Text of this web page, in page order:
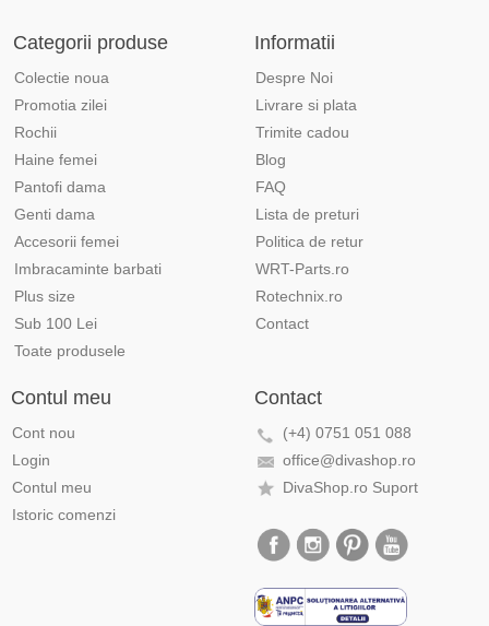
Categorii produse
Colectie noua
Promotia zilei
Rochii
Haine femei
Pantofi dama
Genti dama
Accesorii femei
Imbracaminte barbati
Plus size
Sub 100 Lei
Toate produsele
Informatii
Despre Noi
Livrare si plata
Trimite cadou
Blog
FAQ
Lista de preturi
Politica de retur
WRT-Parts.ro
Rotechnix.ro
Contact
Contul meu
Cont nou
Login
Contul meu
Istoric comenzi
Contact
(+4) 0751 051 088
office@divashop.ro
DivaShop.ro Suport